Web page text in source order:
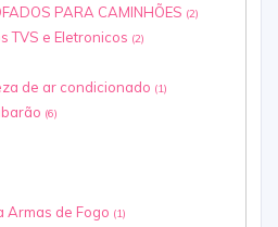
PARA CAMINHÕES (2)
TVS e Eletronicos (2)
de ar condicionado (1)
(6)
Armas de Fogo (1)